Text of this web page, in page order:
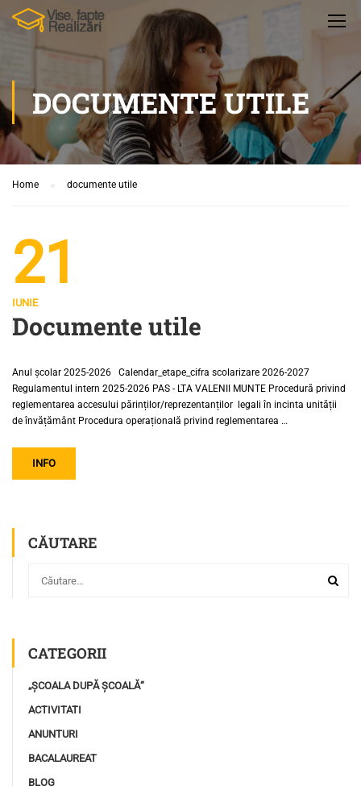
DOCUMENTE UTILE
Home documente utile
21
IUNIE
Documente utile
Anul școlar 2025-2026 Calendar_etape_cifra scolarizare 2026-2027
Regulamentul intern 2025-2026 PAS - LTA VALENII MUNTE Procedură privind
reglementarea accesului părinților/reprezentanților legali în incinta unității
de învățământ Procedura operațională privind reglementarea …
INFO
CĂUTARE
CATEGORII
„ȘCOALA DUPĂ ȘCOALĂ“
ACTIVITATI
ANUNTURI
BACALAUREAT
BLOG